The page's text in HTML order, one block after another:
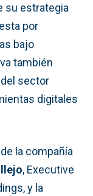
su estrategia
por
bajo
también
sector
digitales
la compañía
, Executive
y la